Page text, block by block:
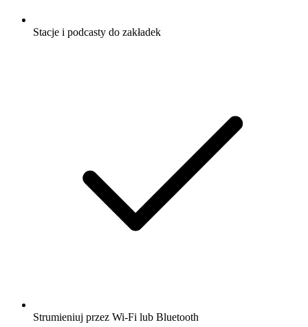
Stacje i podcasty do zakładek
Strumieniuj przez Wi-Fi lub Bluetooth